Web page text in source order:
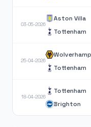
03-05-2026
Aston Villa
Tottenham
25-04-2026
Tottenham
18-04-2026
Tottenham
Brighton